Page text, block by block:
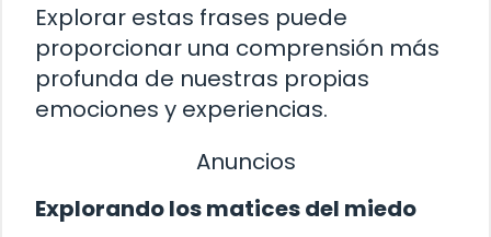
Explorar estas frases puede
proporcionar una comprensión más
profunda de nuestras propias
emociones y experiencias.
Anuncios
Explorando los matices del miedo